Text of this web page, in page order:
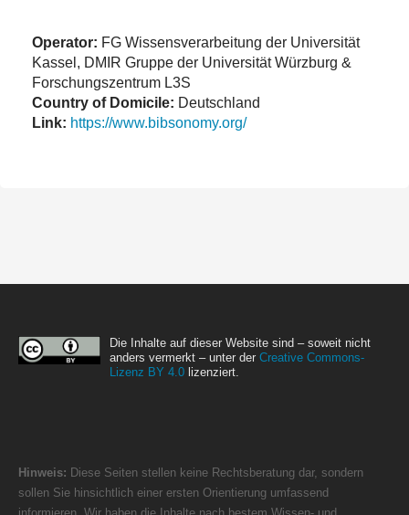
Operator: FG Wissensverarbeitung der Universität
Kassel, DMIR Gruppe der Universität Würzburg &
Forschungszentrum L3S
Country of Domicile: Deutschland
Link: https://www.bibsonomy.org/
Die Inhalte auf dieser Website sind – soweit nicht
anders vermerkt – unter der Creative Commons-
Lizenz BY 4.0 lizenziert.
Hinweis: Diese Seiten stellen keine Rechtsberatung dar, sondern
sollen Sie hinsichtlich einer ersten Orientierung umfassend